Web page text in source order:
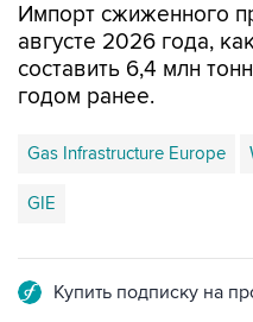
Импорт сжиженного
августе 2026 года,
составить 6,4 млн
годом ранее.
Gas Infrastructure Europe
GIE
Купить подписку на